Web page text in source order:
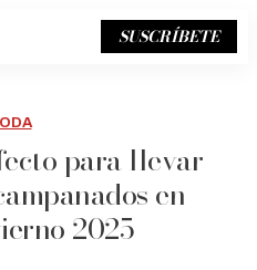
SUSCRÍBETE
para llevar
en
2025